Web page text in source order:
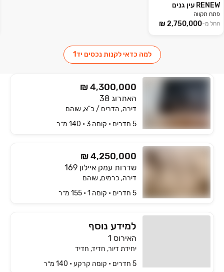
RENEW עין גנים
פתח תקווה
החל מ-
למה כדאי לקנות נכסים יד1
₪ 4,300,000
האתרוג 38
דירה, הדרים / כ"א, שוהם
5 חדרים • קומה ‎3‏ • 140 מ״ר
₪ 4,250,000
שדרות עמק איילון 169
דירה, כרמים, שוהם
5 חדרים • קומה ‎1‏ • 155 מ״ר
למידע נוסף
האירוס 1
יחידת דיור, חדיד, חדיד
5 חדרים • קומה ‎קרקע‏ • 140 מ״ר